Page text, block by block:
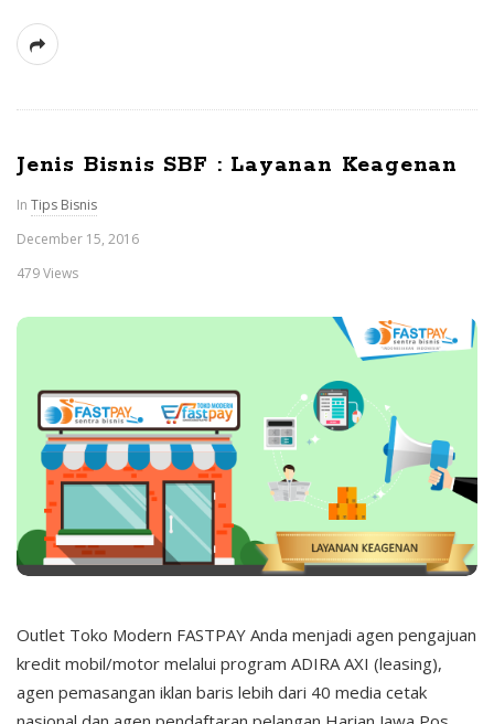
Jenis Bisnis SBF : Layanan Keagenan
In Tips Bisnis
December 15, 2016
479 Views
Outlet Toko Modern FASTPAY Anda menjadi agen pengajuan
kredit mobil/motor melalui program ADIRA AXI (leasing),
agen pemasangan iklan baris lebih dari 40 media cetak